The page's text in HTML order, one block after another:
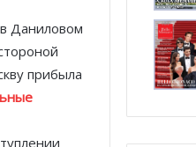
Даниловом
прибыла